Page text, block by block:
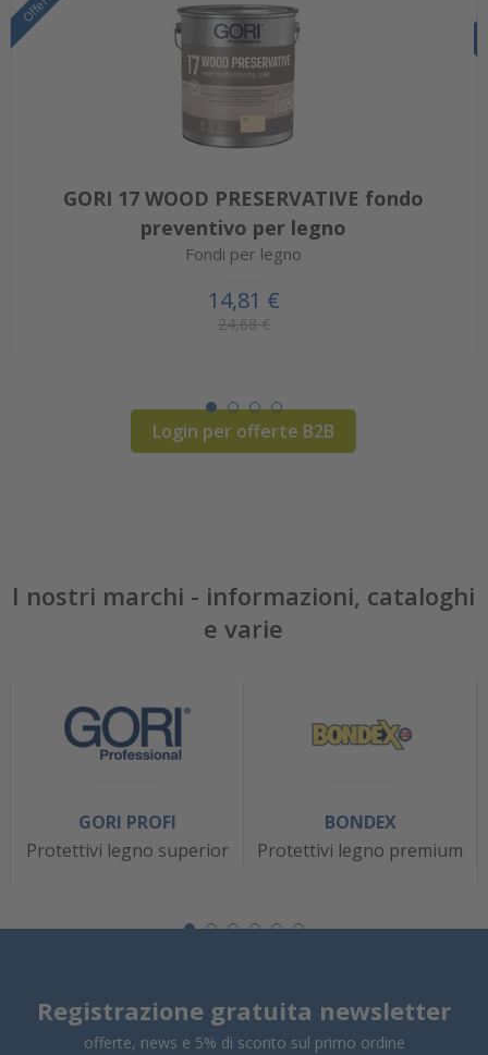
GORI 17 WOOD PRESERVATIVE fondo
preventivo per legno
Fondi per legno
14,81 €
24,68 €
Login per offerte B2B
I nostri marchi - informazioni, cataloghi
e varie
GORI PROFI
Protettivi legno superior
BONDEX
Protettivi legno premium
Registrazione gratuita newsletter
offerte, news e 5% di sconto sul primo ordine